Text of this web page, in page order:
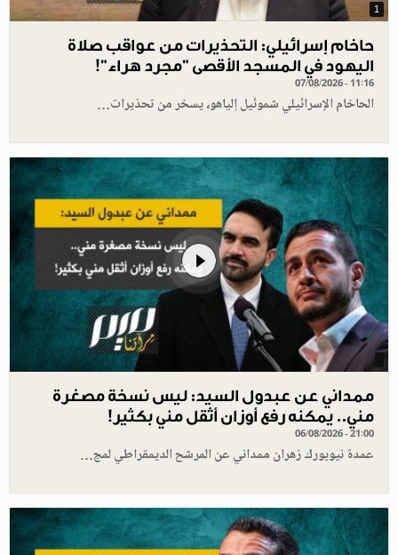
1
حاخام إسرائيلي: التحذيرات من عواقب صلاة
اليهود في المسجد الأقصى "مجرد هراء"!
07/08/2026 - 11:16
الحاخام الإسرائيلي شموئيل إلياهو، يسخر من تحذيرات…
ممداني عن عبدول السيد: ليس نسخة مصغرة
مني.. يمكنه رفع أوزان أثقل مني بكثير!
06/08/2026 - 21:00
عمدة نيويورك زهران ممداني عن المرشح الديمقراطي لمج…